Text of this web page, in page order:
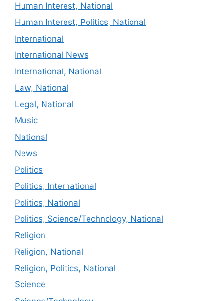
Human Interest, National
Human Interest, Politics, National
International
International News
International, National
Law, National
Legal, National
Music
National
News
Politics
Politics, International
Politics, National
Politics, Science/Technology, National
Religion
Religion, National
Religion, Politics, National
Science